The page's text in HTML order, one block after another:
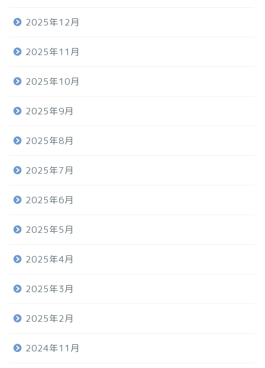
2025年12月
2025年11月
2025年10月
2025年9月
2025年8月
2025年7月
2025年6月
2025年5月
2025年4月
2025年3月
2025年2月
2024年11月